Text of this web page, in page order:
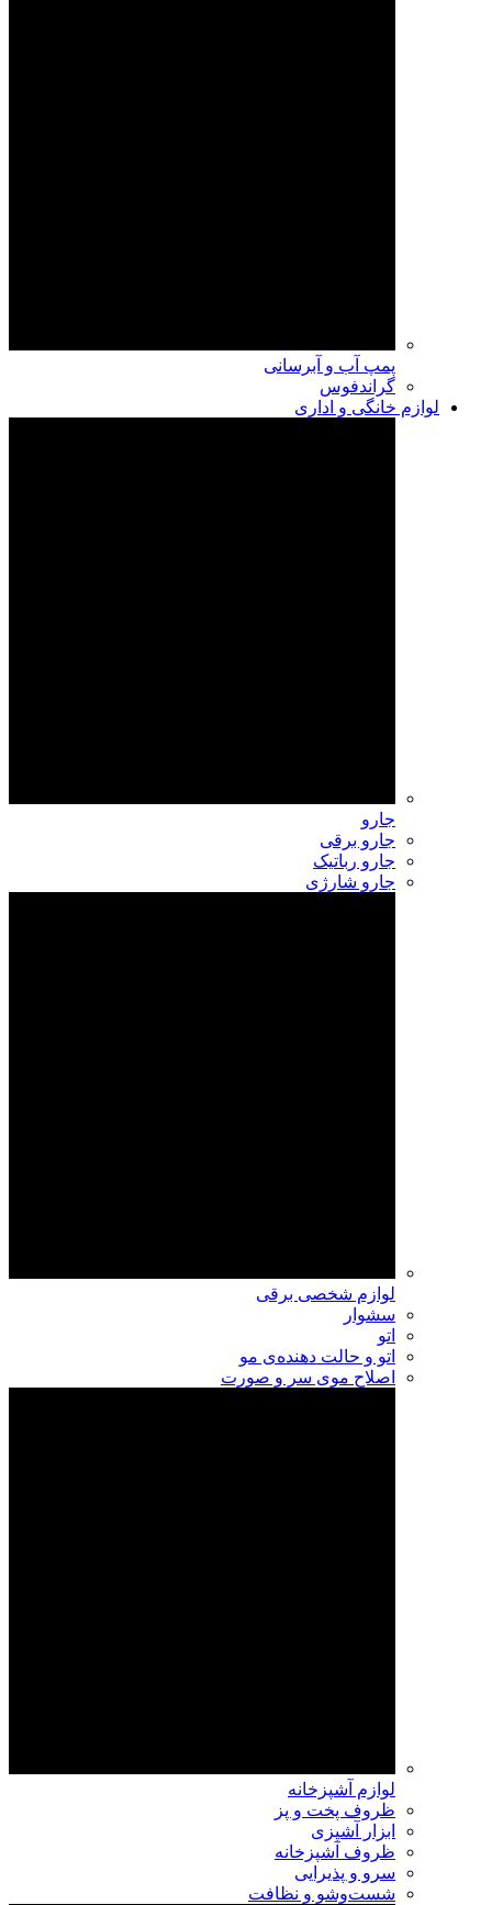
پمپ آب و آبرسانی
گراندفوس
لوازم خانگی و اداری
جارو
جارو برقی
جارو رباتیک
جارو شارژی
لوازم شخصی برقی
سشوار
اتو
اتو و حالت دهنده‌ی مو
اصلاح موی سر و صورت
لوازم آشپزخانه
ظروف پخت و پز
ابزار آشپزی
ظروف آشپزخانه
سرو و پذیرایی
شست‌وشو و نظافت